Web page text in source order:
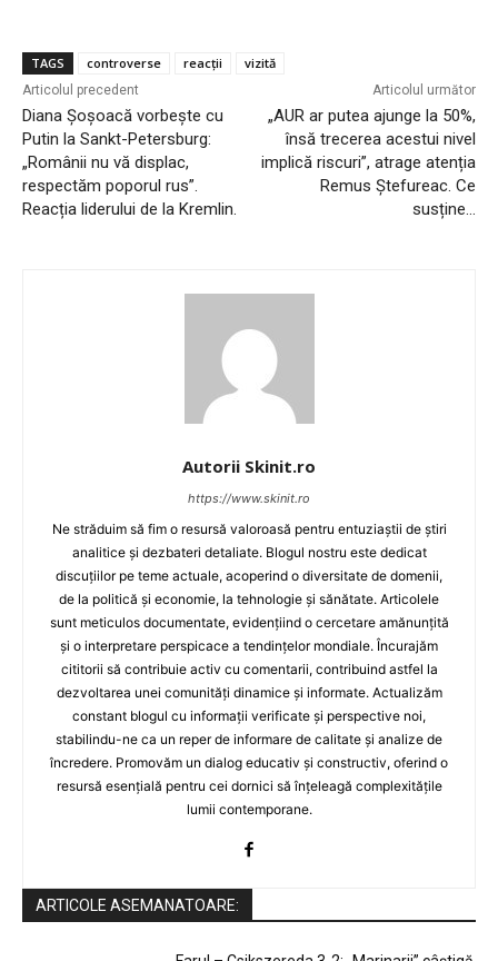
TAGS controverse reacții vizită
Articolul precedent
Diana Șoșoacă vorbește cu
Putin la Sankt-Petersburg:
„Românii nu vă displac,
respectăm poporul rus”.
Reacția liderului de la Kremlin.
Articolul următor
„AUR ar putea ajunge la 50%,
însă trecerea acestui nivel
implică riscuri”, atrage atenția
Remus Ștefureac. Ce
susține…
Autorii Skinit.ro
https://www.skinit.ro
Ne străduim să fim o resursă valoroasă pentru entuziaștii de știri
analitice și dezbateri detaliate. Blogul nostru este dedicat
discuțiilor pe teme actuale, acoperind o diversitate de domenii,
de la politică și economie, la tehnologie și sănătate. Articolele
sunt meticulos documentate, evidențiind o cercetare amănunțită
și o interpretare perspicace a tendințelor mondiale. Încurajăm
cititorii să contribuie activ cu comentarii, contribuind astfel la
dezvoltarea unei comunități dinamice și informate. Actualizăm
constant blogul cu informații verificate și perspective noi,
stabilindu-ne ca un reper de informare de calitate și analize de
încredere. Promovăm un dialog educativ și constructiv, oferind o
resursă esențială pentru cei dornici să înțeleagă complexitățile
lumii contemporane.
ARTICOLE ASEMANATOARE: